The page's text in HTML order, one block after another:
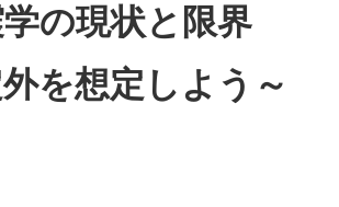
の現状と限界
を想定しよう～